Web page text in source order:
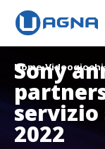
Home Videogiochi
Sony
servizio
2022